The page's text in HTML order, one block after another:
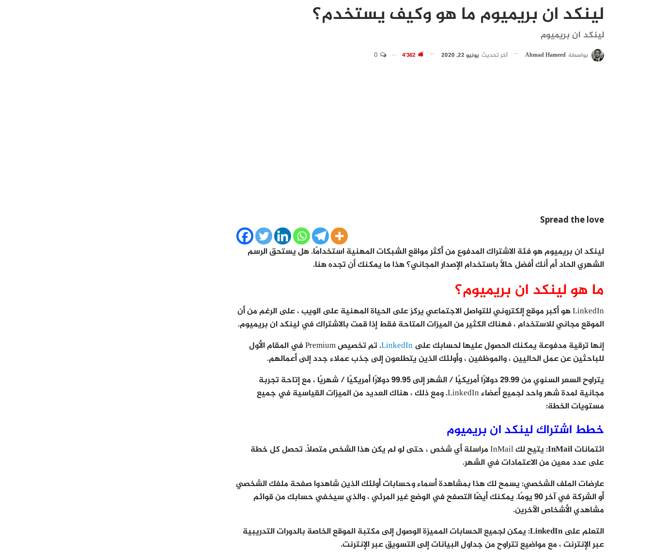
لينكد ان بريميوم ما هو وكيف يستخدم؟
لينكد ان بريميوم
بواسطة Ahmad Hameed آخر تحديث يونيو 22, 2020
Spread the love
لينكد ان بريميوم هو فئة الاشتراك المدفوع من أكثر مواقع الشبكات المهنية استخدامًا. هل يستحق الرسم
الشهري الحاد أم أنك أفضل حالًا باستخدام الإصدار المجاني؟ هذا ما يمكنك أن تجده هنا.
ما هو لينكد ان بريميوم؟
LinkedIn هو أكبر موقع إلكتروني للتواصل الاجتماعي يركز على الحياة المهنية على الويب ، على الرغم من أن
الموقع مجاني للاستخدام ، فهناك الكثير من الميزات المتاحة فقط إذا قمت بالاشتراك في لينكد ان بريميوم.
إنها ترقية مدفوعة يمكنك الحصول عليها لحسابك علىLinkedIn
. تم تخصيص Premium في المقام الأول
للباحثين عن عمل الحاليين ، والموظفين ، وأولئك الذين يتطلعون إلى جذب عملاء جدد إلى أعمالهم.
يتراوح السعر السنوي من 29.99 دولارًا أمريكيًا / الشهر إلى 99.95 دولارًا أمريكيًا / شهريًا ، مع إتاحة تجربة
مجانية لمدة شهر واحد لجميع أعضاء LinkedIn. ومع ذلك ، هناك العديد من الميزات القياسية في جميع
مستويات الخطة:
خطط اشتراك لينكد ان بريميوم
ائتمانات InMail
: يتيح لك InMail مراسلة أي شخص ، حتى لو لم يكن هذا الشخص متصلاً. تحصل كل خطة
على عدد معين من الاعتمادات في الشهر.
عارضات الملف الشخصي: يسمح لك هذا بمشاهدة أسماء وحسابات أولئك الذين شاهدوا صفحة ملفك الشخصي
أو الشركة في آخر 90 يومًا. يمكنك أيضًا التصفح في الوضع غير المرئي ، والذي سيخفي حسابك من قوائم
مشاهدي الأشخاص الآخرين.
التعلم على LinkedIn
: يمكن لجميع الحسابات المميزة الوصول إلى مكتبة الموقع الخاصة بالدورات التدريبية
عبر الإنترنت ، مع مواضيع تتراوح من جداول البيانات إلى التسويق عبر الإنترنت.